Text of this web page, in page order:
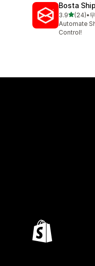
Bosta
3.9별 5개 중
(24)
총 리뷰 24개
•
Automate
Control!